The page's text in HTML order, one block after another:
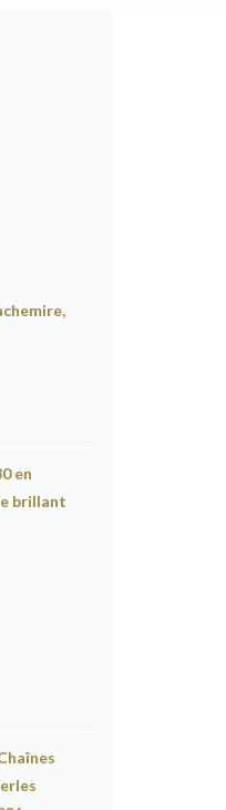
en
brillant